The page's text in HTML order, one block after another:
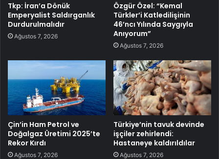
Tkp: İran’a Dönük
Emperyalist Saldırganlık
Durdurulmalıdır
Ağustos 7, 2026
Özgür Özel: “Kemal
Türkler’i Katledilişinin
46’ncı Yılında Saygıyla
Anıyorum”
Ağustos 7, 2026
Çin’in Ham Petrol ve
Doğalgaz Üretimi 2025’te
Rekor Kırdı
Ağustos 7, 2026
Türkiye’nin tavuk devinde
işçiler zehirlendi:
Hastaneye kaldırıldılar
Ağustos 7, 2026